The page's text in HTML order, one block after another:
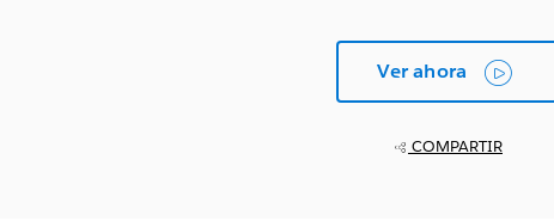
Ver ahora
COMPARTIR